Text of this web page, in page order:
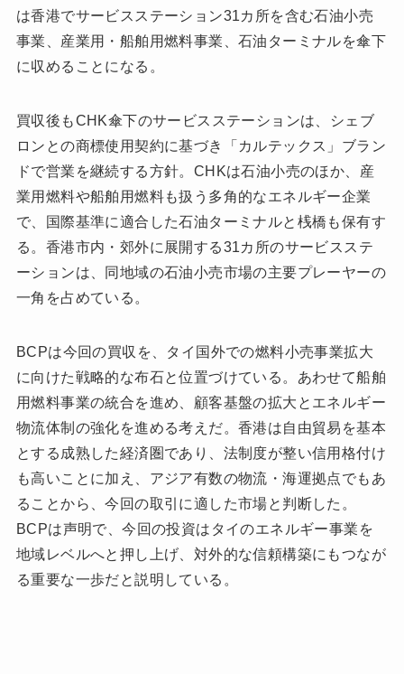
は香港でサービスステーション31カ所を含む石油小売
事業、産業用・船舶用燃料事業、石油ターミナルを傘下
に収めることになる。
買収後もCHK傘下のサービスステーションは、シェブ
ロンとの商標使用契約に基づき「カルテックス」ブラン
ドで営業を継続する方針。CHKは石油小売のほか、産
業用燃料や船舶用燃料も扱う多角的なエネルギー企業
で、国際基準に適合した石油ターミナルと桟橋も保有す
る。香港市内・郊外に展開する31カ所のサービスステ
ーションは、同地域の石油小売市場の主要プレーヤーの
一角を占めている。
BCPは今回の買収を、タイ国外での燃料小売事業拡大
に向けた戦略的な布石と位置づけている。あわせて船舶
用燃料事業の統合を進め、顧客基盤の拡大とエネルギー
物流体制の強化を進める考えだ。香港は自由貿易を基本
とする成熟した経済圏であり、法制度が整い信用格付け
も高いことに加え、アジア有数の物流・海運拠点でもあ
ることから、今回の取引に適した市場と判断した。
BCPは声明で、今回の投資はタイのエネルギー事業を
地域レベルへと押し上げ、対外的な信頼構築にもつなが
る重要な一歩だと説明している。